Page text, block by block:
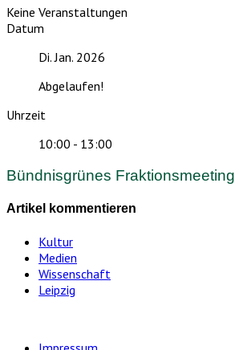
Keine Veranstaltungen
Datum
Di. Jan. 2026
Abgelaufen!
Uhrzeit
10:00 - 13:00
Bündnisgrünes Fraktionsmeeting
Artikel kommentieren
Kultur
Medien
Wissenschaft
Leipzig